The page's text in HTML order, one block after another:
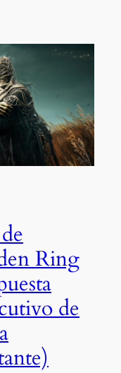
Ring
de